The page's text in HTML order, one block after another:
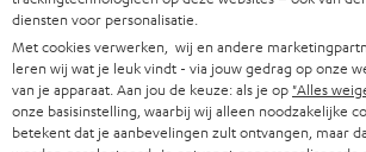
s
b
r
i
BLUETOOTH
KOPTELEFOONS
B2B
PARTNERPROGRAMMA
OOSTENRIJK
ZWITSERLAND
diensten voor personalisatie.
Met cookies verwerken, wij en andere
leren wij wat je leuk vindt - via jouw gedrag op onze
van je apparaat. Aan jou de keuze: als je op "Alles
onze basisinstelling, waarbij wij alleen noodzakelijke
betekent dat je aanbevelingen zult ontvangen, maar